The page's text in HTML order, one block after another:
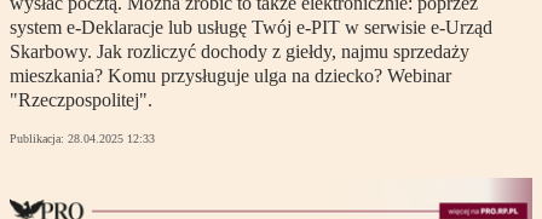
system e-Deklaracje lub usługę Twój e-PIT w serwisie e-Urząd
Skarbowy. Jak rozliczyć dochody z giełdy, najmu sprzedaży
mieszkania? Komu przysługuje ulga na dziecko? Webinar
"Rzeczpospolitej".
Publikacja: 28.04.2025 12:33